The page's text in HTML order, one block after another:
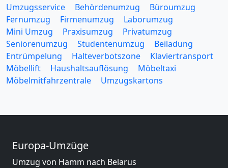
Umzugsservice Behördenumzug
Büroumzug
Fernumzug
Firmenumzug
Laborumzug
Mini Umzug
Praxisumzug
Privatumzug
Seniorenumzug
Studentenumzug
Beiladung
Entrümpelung
Halteverbotszone
Klaviertransport
Möbellift
Haushaltsauflösung
Möbeltaxi
Möbelmitfahrzentrale
Umzugskartons
Europa-Umzüge
Umzug von Hamm nach Belarus